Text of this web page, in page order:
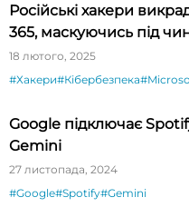
Російські хакери
365, маскуючись під
Міноборони України
18 лютого, 2025
#Хакери#Кібербезпека
Google підключає
Gemini
27 листопада, 2024
#Google#Spotify#Gemini